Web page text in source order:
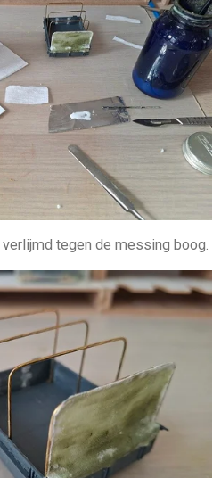
tegen de messing boog.